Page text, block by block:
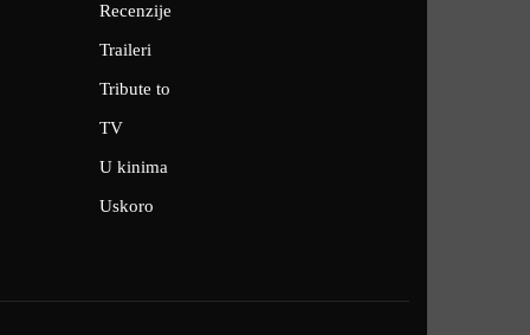
Recenzije
Traileri
Tribute to
TV
U kinima
Uskoro